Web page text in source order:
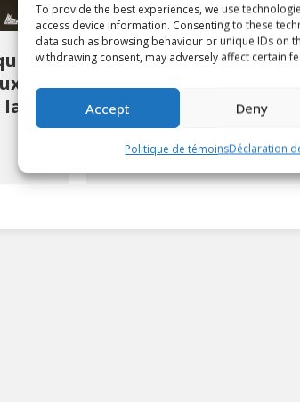
To provide the best experiences, we use
access device information. Consenting to these
data such as browsing behaviour or unique IDs on
withdrawing consent, may adversely affect certain
Accept Deny
Politique de témoinsDéclaration
»
a
Pendant et après le
de la LNH, « Sid the
transcendé le sport